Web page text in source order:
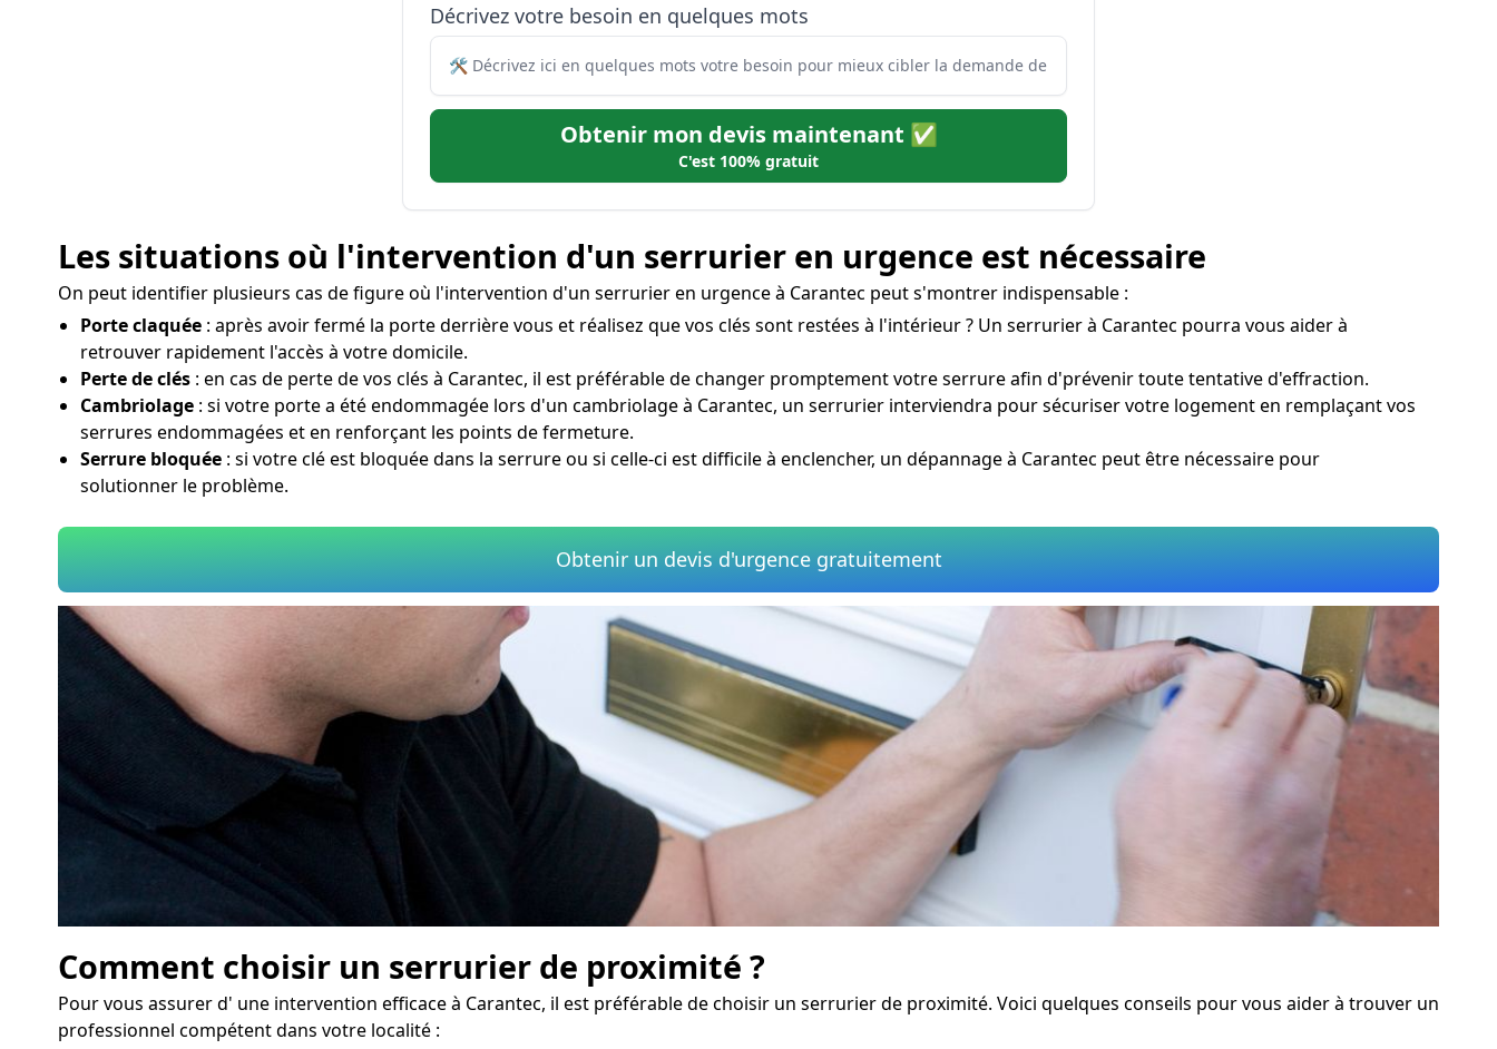
Décrivez votre besoin en quelques mots
Obtenir mon devis maintenant ✅
C'est 100% gratuit
Les situations où l'intervention d'un serrurier en urgence est nécessaire
On peut identifier plusieurs cas de figure où l'intervention d'un serrurier en urgence à Carantec peut s'montrer indispensable :
Porte claquée : après avoir fermé la porte derrière vous et réalisez que vos clés sont restées à l'intérieur ? Un serrurier à Carantec pourra vous aider à
retrouver rapidement l'accès à votre domicile.
Perte de clés : en cas de perte de vos clés à Carantec, il est préférable de changer promptement votre serrure afin d'prévenir toute tentative d'effraction.
Cambriolage : si votre porte a été endommagée lors d'un cambriolage à Carantec, un serrurier interviendra pour sécuriser votre logement en remplaçant vos
serrures endommagées et en renforçant les points de fermeture.
Serrure bloquée : si votre clé est bloquée dans la serrure ou si celle-ci est difficile à enclencher, un dépannage à Carantec peut être nécessaire pour
solutionner le problème.
Obtenir un devis d'urgence gratuitement
Comment choisir un serrurier de proximité ?
Pour vous assurer d' une intervention efficace à Carantec, il est préférable de choisir un serrurier de proximité. Voici quelques conseils pour vous aider à trouver un
professionnel compétent dans votre localité :